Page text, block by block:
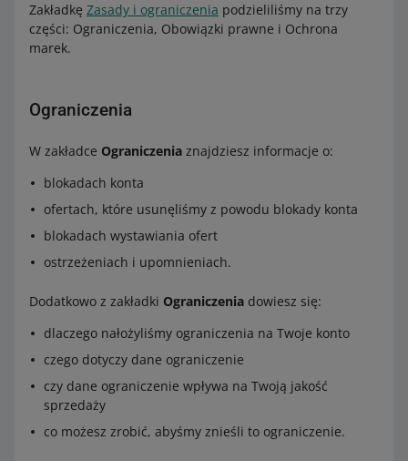
Zakładkę Zasady i ograniczenia podzieliliśmy na trzy
części: Ograniczenia, Obowiązki prawne i Ochrona
marek.
Ograniczenia
W zakładce Ograniczenia znajdziesz informacje o:
blokadach konta
ofertach, które usunęliśmy z powodu blokady konta
blokadach wystawiania ofert
ostrzeżeniach i upomnieniach.
Dodatkowo z zakładki Ograniczenia dowiesz się:
dlaczego nałożyliśmy ograniczenia na Twoje konto
czego dotyczy dane ograniczenie
czy dane ograniczenie wpływa na Twoją jakość
sprzedaży
co możesz zrobić, abyśmy znieśli to ograniczenie.